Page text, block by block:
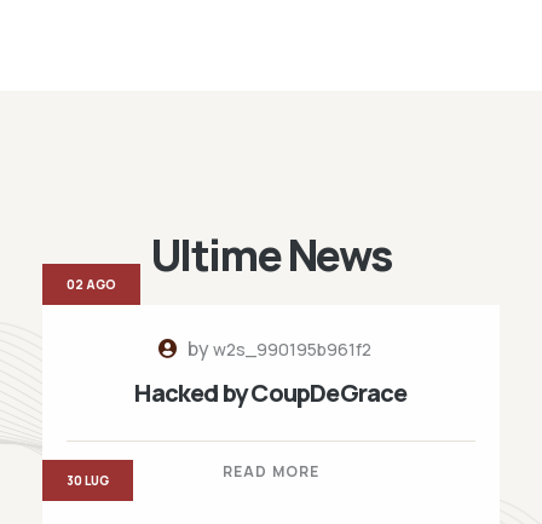
Ultime News
byw2s_990195b961f2
Hacked by CoupDeGrace
READ MORE
02 AGO
30 LUG